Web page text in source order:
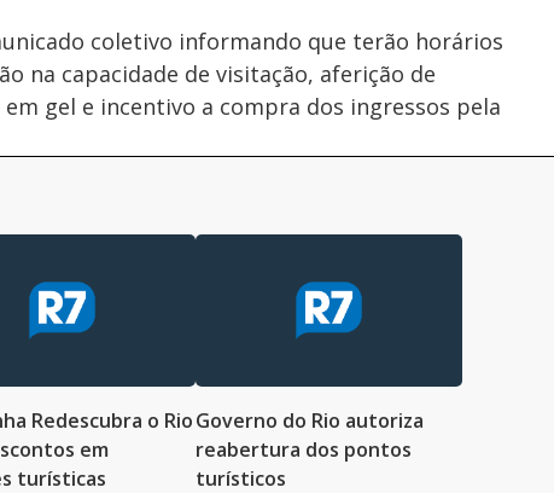
coletivo informando que terão horários
na capacidade de visitação, aferição de
gel e incentivo a compra dos ingressos pela
Redescubra o Rio
em
turísticas
Governo do Rio autoriza
reabertura dos pontos
turísticos